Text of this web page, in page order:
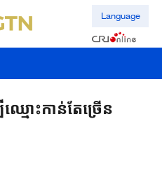
Language
ោះកាន់តែច្រើន